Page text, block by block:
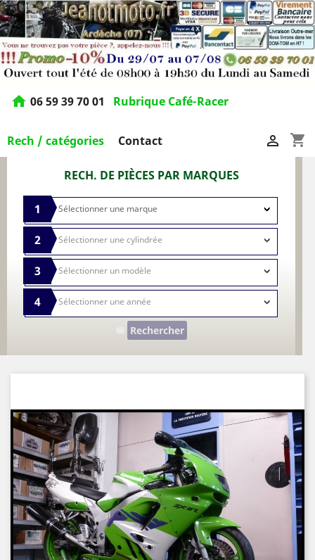
home 06 59 39 70 01 Rubrique Café-Racer
Rech / catégories Contact shopping_cart

RECH. DE PIÈCES PAR MARQUES
1
2
3
4
Rechercher